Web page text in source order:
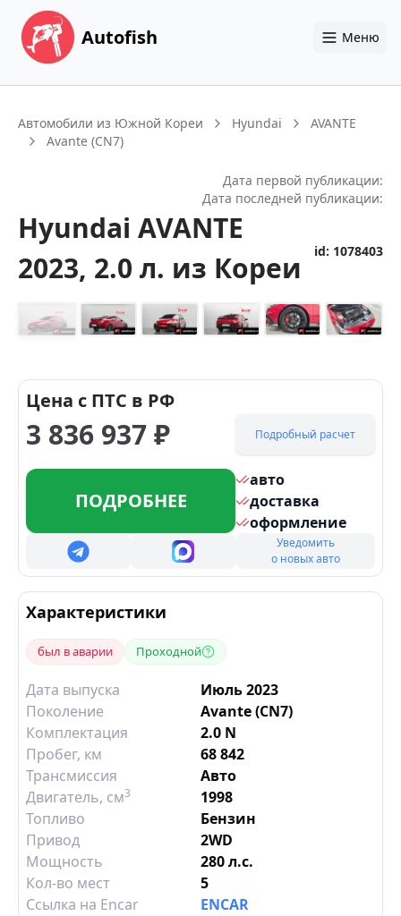
Autofish Меню
Автомобили из Южной Кореи Hyundai
AVANTE
Avante (CN7)
Дата первой публикации:
Дата последней публикации:
Hyundai AVANTE
2023, 2.0 л. из Кореи id: 1078403
Цена с ПТС в РФ
3 836 937₽ Подробный расчет
ПОДРОБНЕЕ
авто
доставка
оформление
Уведомить
о новых авто
Характеристики
был в аварии Проходной
Дата выпуска
Июль 2023
Поколение
Avante (CN7)
Комплектация
2.0 N
Пробег, км
68 842
Трансмиссия
Авто
Двигатель, см3
1998
Топливо
Бензин
Привод
2WD
Мощность
280 л.с.
Кол-во мест
5
Ссылка на Encar
ENCAR